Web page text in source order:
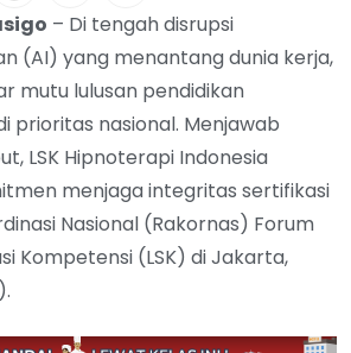
– Di tengah disrupsi
(AI) yang menantang dunia kerja,
mutu lulusan pendidikan
prioritas nasional. Menjawab
LSK Hipnoterapi Indonesia
menjaga integritas sertifikasi
Nasional (Rakornas) Forum
Kompetensi (LSK) di Jakarta,